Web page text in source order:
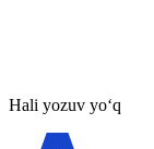
Hali yozuv yo‘q